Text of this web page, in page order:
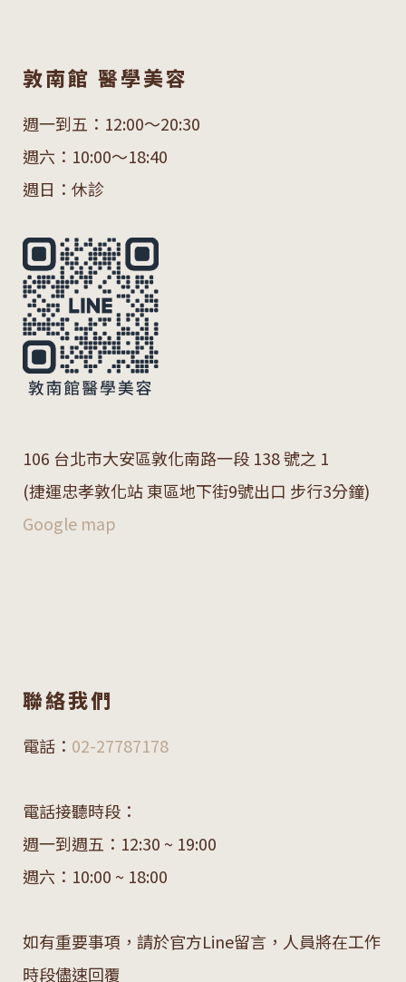
敦南館 醫學美容
週一到五：12:00～20:30
週六：10:00～18:40
週日：休診
106 台北市大安區敦化南路一段 138 號之 1
(捷運忠孝敦化站 東區地下街9號出口 步行3分鐘)
Google map
聯絡我們
電話： 02-27787178
電話接聽時段：
週一到週五：12:30 ~ 19:00
週六：10:00 ~ 18:00
如有重要事項，請於官方Line留言，人員將在工作
時段儘速回覆